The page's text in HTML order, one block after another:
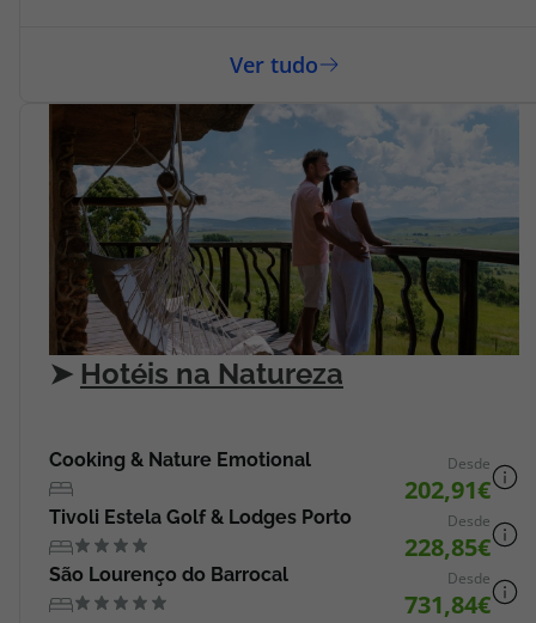
➤ Hotéis na Natureza
Cooking & Nature Emotional Desde
202,91
Tivoli Estela Golf & Lodges Porto Desde
228,85
São Lourenço do Barrocal Desde
731,84